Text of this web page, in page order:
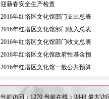
迎新春安全生产检查
2016年红塔区文化馆部门支出总表
2016年红塔区文化馆部门收入总表
2016年红塔区文化馆部门收支总表
2016年红塔区文化馆政府性基金预
2016年红塔区文化馆一般公共预算
当前访问：1270 当前在线：9848 最大访